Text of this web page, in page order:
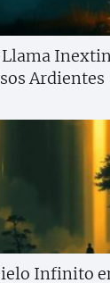
Llama
Ardientes
Infinito